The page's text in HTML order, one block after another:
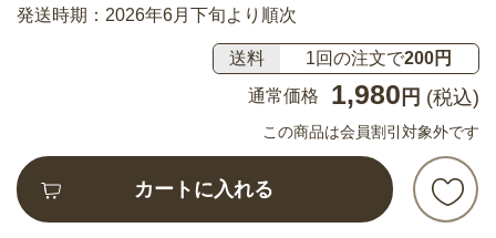
発送時期：2026年6月下旬より順次
送料 1回の注文で200円
通常価格
1,980 円 (税込)
この商品は会員割引対象外です
カートに入れる